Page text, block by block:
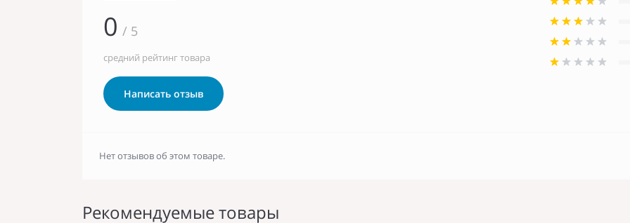
0 / 5
средний рейтинг товара
Написать отзыв
Нет отзывов об этом товаре.
Рекомендуемые товары